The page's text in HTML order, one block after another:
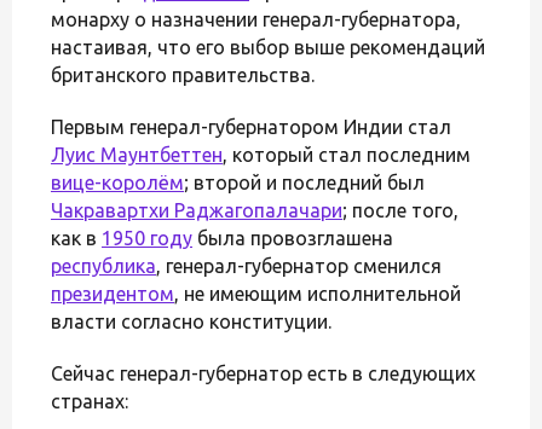
монарху о назначении генерал-губернатора,
настаивая, что его выбор выше рекомендаций
британского правительства.
Первым генерал-губернатором Индии стал
Луис Маунтбеттен, который стал последним
вице-королём; второй и последний был
Чакравартхи Раджагопалачари; после того,
как в 1950 году была провозглашена
республика, генерал-губернатор сменился
президентом, не имеющим исполнительной
власти согласно конституции.
Сейчас генерал-губернатор есть в следующих
странах: